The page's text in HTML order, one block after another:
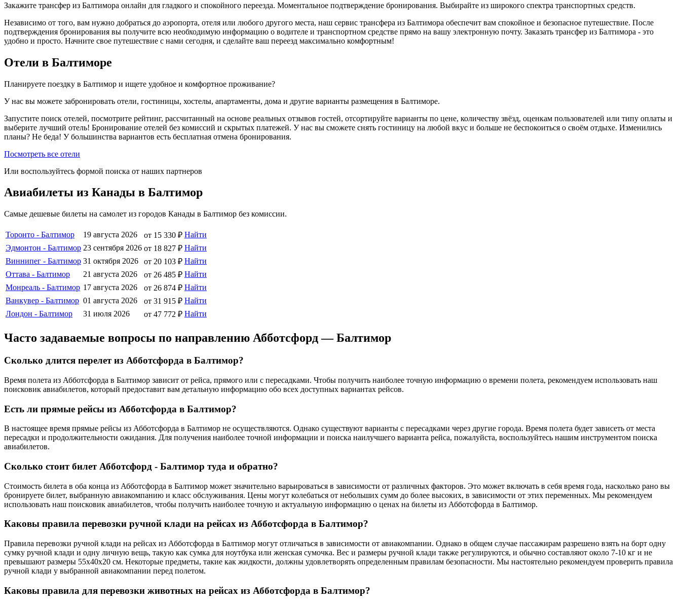
Закажите трансфер из Балтимора онлайн для гладкого и спокойного переезда. Моментальное подтверждение бронирования. Выбирайте из широкого спектра транспортных средств.
Независимо от того, вам нужно добраться до аэропорта, отеля или любого другого места, наш сервис трансфера из Балтимора обеспечит вам спокойное и безопасное путешествие. После
подтверждения бронирования вы получите всю необходимую информацию о водителе и транспортном средстве прямо на вашу электронную почту. Заказать трансфер из Балтимора - это
удобно и просто. Начните свое путешествие с нами сегодня, и сделайте ваш переезд максимально комфортным!
Отели в Балтиморе
Планируете поездку в Балтимор и ищете удобное и комфортное проживание?
У нас вы можете забронировать отели, гостиницы, хостелы, апартаменты, дома и другие варианты размещения в Балтиморе.
Запустите поиск отелей, посмотрите рейтинг, рассчитанный на основе реальных отзывов гостей, отсортируйте варианты по цене, количеству звёзд, оценкам пользователей или типу оплаты и
выберите лучший отель! Бронирование отелей без комиссий и скрытых платежей. У нас вы сможете снять гостиницу на любой вкус и больше не беспокоиться о своём отдыхе. Изменились
планы? Не беда! У большинства вариантов есть бесплатная отмена бронирования.
Посмотреть все отели
Или воспользуйтесь формой поиска от наших партнеров
Авиабилеты из Канады в Балтимор
Самые дешевые билеты на самолет из городов Канады в Балтимор без комиссии.
Торонто - Балтимор 19 августа 2026 от 15 330 ₽ Найти
Эдмонтон - Балтимор 23 сентября 2026 от 18 827 ₽ Найти
Виннипег - Балтимор 31 октября 2026 от 20 103 ₽ Найти
Оттава - Балтимор
21 августа 2026 от 26 485 ₽ Найти
Монреаль - Балтимор 17 августа 2026 от 26 874 ₽ Найти
Ванкувер - Балтимор 01 августа 2026 от 31 915 ₽ Найти
Лондон - Балтимор
31 июля 2026 от 47 772 ₽ Найти
Часто задаваемые вопросы по направлению Абботсфорд — Балтимор
Сколько длится перелет из Абботсфорда в Балтимор?
Время полета из Абботсфорда в Балтимор зависит от рейса, прямого или с пересадками. Чтобы получить наиболее точную информацию о времени полета, рекомендуем использовать наш
поисковик авиабилетов, который предоставит вам детальную информацию обо всех доступных вариантах рейсов.
Есть ли прямые рейсы из Абботсфорда в Балтимор?
В настоящее время прямые рейсы из Абботсфорда в Балтимор не осуществляются. Однако существуют варианты с пересадками через другие города. Время полета будет зависеть от места
пересадки и продолжительности ожидания. Для получения наиболее точной информации и поиска наилучшего варианта рейса, пожалуйста, воспользуйтесь нашим инструментом поиска
авиабилетов.
Сколько стоит билет Абботсфорд - Балтимор туда и обратно?
Стоимость билета в оба конца из Абботсфорда в Балтимор может значительно варьироваться в зависимости от различных факторов. Это может включать в себя время года, насколько рано вы
бронируете билет, выбранную авиакомпанию и класс обслуживания. Цены могут колебаться от небольших сумм до более высоких, в зависимости от этих переменных. Мы рекомендуем
использовать наш поисковик авиабилетов, чтобы получить наиболее точную и актуальную информацию о ценах на билеты из Абботсфорда в Балтимор.
Каковы правила перевозки ручной клади на рейсах из Абботсфорда в Балтимор?
Правила перевозки ручной клади на рейсах из Абботсфорда в Балтимор могут отличаться в зависимости от авиакомпании. Однако в общем случае пассажирам разрешено взять на борт одну
сумку ручной клади и одну личную вещь, такую как сумка для ноутбука или женская сумочка. Вес и размеры ручной клади также регулируются, и обычно составляют около 7-10 кг и не
превышают размеры 55x40x20 см. Некоторые предметы, такие как жидкости, должны удовлетворять определенным правилам безопасности. Мы настоятельно рекомендуем проверить правила
ручной клади у выбранной авиакомпании перед полетом.
Каковы правила для перевозки животных на рейсах из Абботсфорда в Балтимор?